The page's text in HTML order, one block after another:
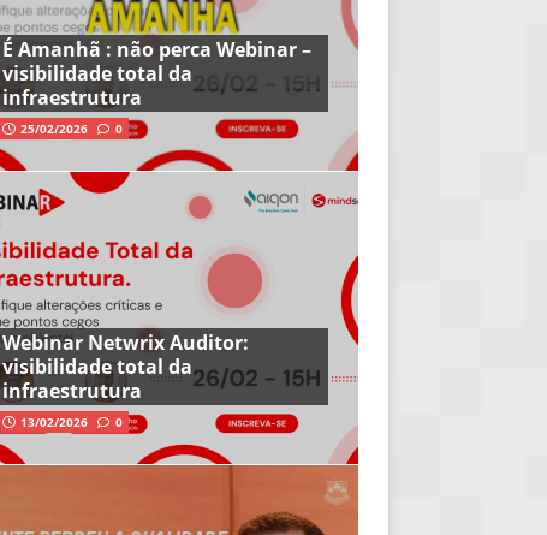
É Amanhã : não perca Webinar –
visibilidade total da
infraestrutura
25/02/2026 0
Webinar Netwrix Auditor:
visibilidade total da
infraestrutura
13/02/2026 0